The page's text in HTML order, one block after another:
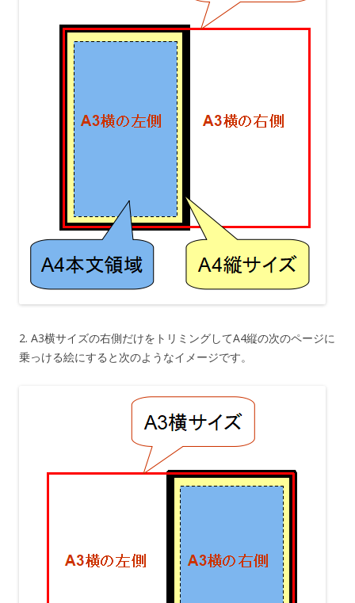
2. A3横サイズの右側だけをトリミングしてA4縦の次のページに
乗っける絵にすると次のようなイメージです。